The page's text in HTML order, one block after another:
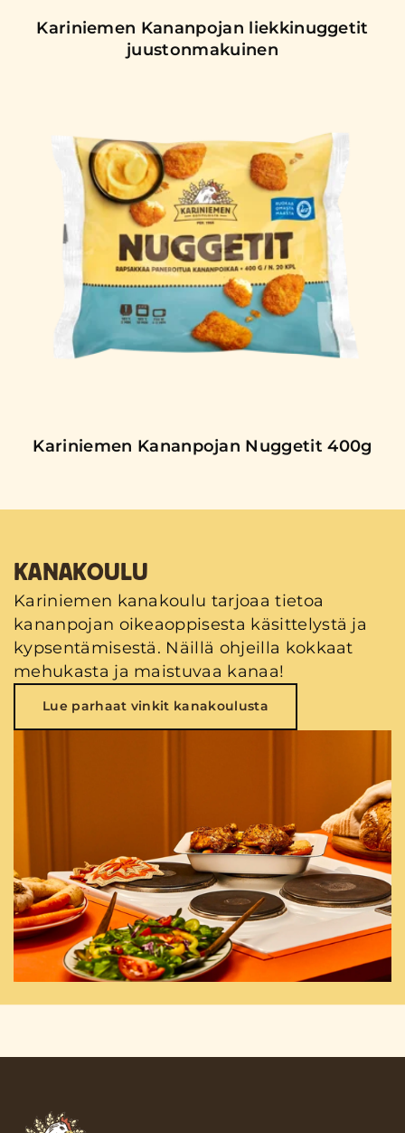
Kariniemen Kananpojan liekkinuggetit
juustonmakuinen
Kariniemen Kananpojan Nuggetit 400g
KANAKOULU
Kariniemen kanakoulu tarjoaa tietoa
kananpojan oikeaoppisesta käsittelystä ja
kypsentämisestä. Näillä ohjeilla kokkaat
mehukasta ja maistuvaa kanaa!
Lue parhaat vinkit kanakoulusta